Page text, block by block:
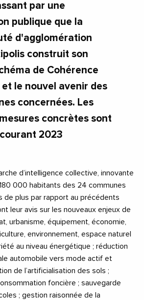
par une
publique que la
d'agglomération
construit son
de Cohérence
le nouvel avenir des
concernées. Les
concrètes sont
2023
d’intelligence collective, innovante
000 habitants des 24 communes
de plus par rapport au précédents
leur avis sur les nouveaux enjeux de
urbanisme, équipement, économie,
environnement, espace naturel
au niveau énergétique ; réduction
automobile vers mode actif et
de l’artificialisation des sols ;
foncière ; sauvegarde
; gestion raisonnée de la